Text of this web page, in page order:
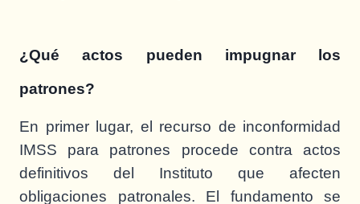
¿Qué actos pueden impugnar los
patrones?
En primer lugar, el recurso de inconformidad
IMSS para patrones procede contra actos
definitivos del Instituto que afecten
obligaciones patronales. El fundamento se